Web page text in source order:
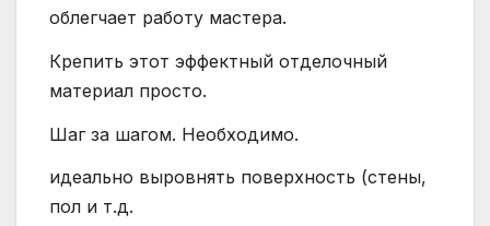
облегчает работу мастера.
Крепить этот эффектный отделочный
материал просто.
Шаг за шагом. Необходимо.
идеально выровнять поверхность (стены,
пол и т.д.